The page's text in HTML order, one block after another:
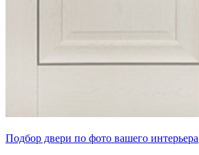
Подбор двери по фото вашего интерьера